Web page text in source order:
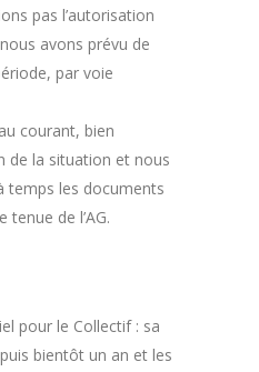
pas l’autorisation
avons prévu de
par voie
courant, bien
de la situation et nous
temps les documents
tenue de l’AG.
pour le Collectif : sa
bientôt un an et les